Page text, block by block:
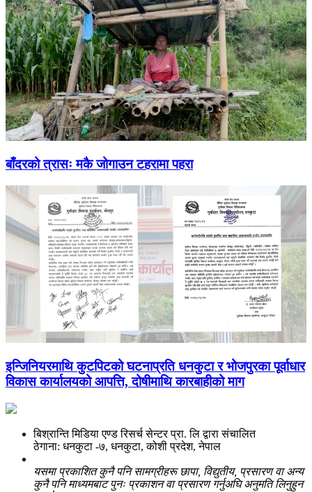
बाँदरको त्रासः मकै जोगाउन टहरामा पहरा
इन्जिनियरमाथि कुटपिटको घटनाप्रति धनकुटा र भोजपुरका पूर्वाधार
विकास कार्यालयको आपत्ति, दोषीमाथि कारबाहीको माग
बिश्रान्ति मिडिया एण्ड रिसर्च सेन्टर प्रा. लि द्वारा संचालित
ठेगाना: धनकुटा -७, धनकुटा, कोशी प्रदेश, नेपाल
यसमा प्रकाशित कुनै पनि सामग्रीहरू छापा, विद्युतीय, प्रसारण वा अन्य
कुनै पनि माध्यमबाट पुनः प्रकाशन वा प्रसारण गर्नुअघि अनुमति लिनुहुन